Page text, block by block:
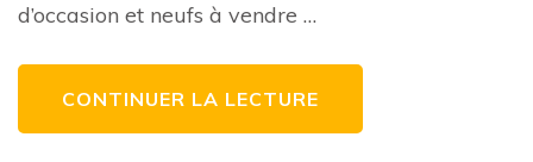
d’occasion et neufs à vendre …
CONTINUER LA LECTURE